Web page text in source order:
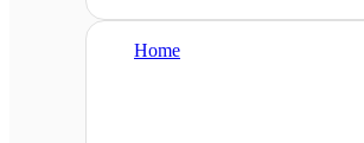
Home